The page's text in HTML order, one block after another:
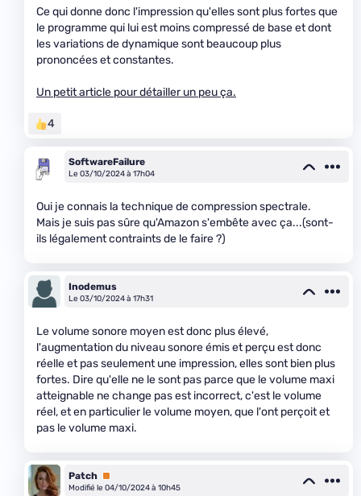
Ce qui donne donc l'impression qu'elles sont plus fortes que
le programme qui lui est moins compressé de base et dont
les variations de dynamique sont beaucoup plus
prononcées et constantes.
Un petit article pour détailler un peu ça.
4
SoftwareFailure
Le 03/10/2024 à 17h04
Oui je connais la technique de compression spectrale.
Mais je suis pas sûre qu'Amazon s'embête avec ça...(sont-
ils légalement contraints de le faire ?)
Inodemus
Le 03/10/2024 à 17h31
Le volume sonore moyen est donc plus élevé,
l'augmentation du niveau sonore émis et perçu est donc
réelle et pas seulement une impression, elles sont bien plus
fortes. Dire qu'elle ne le sont pas parce que le volume maxi
atteignable ne change pas est incorrect, c'est le volume
réel, et en particulier le volume moyen, que l'ont perçoit et
pas le volume maxi.
Patch Premium
Modifié le 04/10/2024 à 10h45